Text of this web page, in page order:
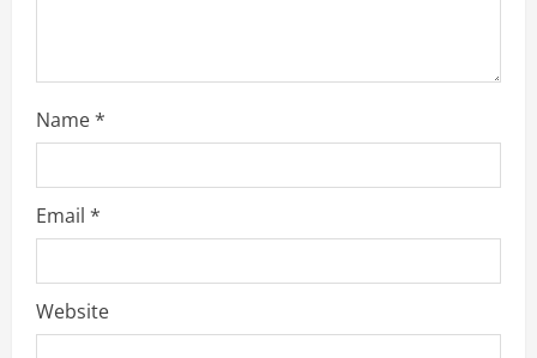
Name*
Email *
Website